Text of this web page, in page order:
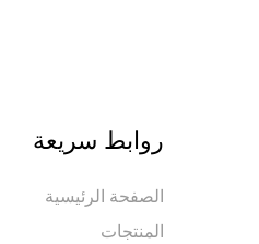
روابط سريعة
الصفحة الرئيسية
المنتجات